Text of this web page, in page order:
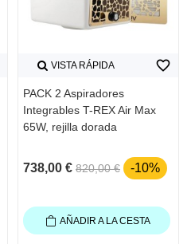
VISTA RÁPIDA
PACK 2 Aspiradores
Integrables T-REX Air Max
65W, rejilla dorada
738,00 € 820,00 € -10%
favorite_border
AÑADIR A LA CESTA